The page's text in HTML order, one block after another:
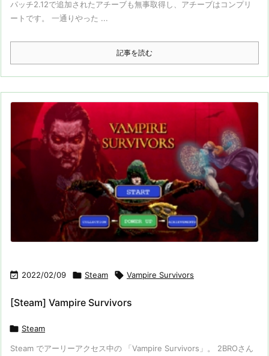
パッチ2.12で追加されたアチーブも無事取得し、アチーブはコンプリ
ートです。 一通りやった ...
記事を読む
 2022/02/09  Steam  Vampire Survivors
[Steam] Vampire Survivors
 Steam
Steam でアーリーアクセス中の 「Vampire Survivors」。 2BROさん